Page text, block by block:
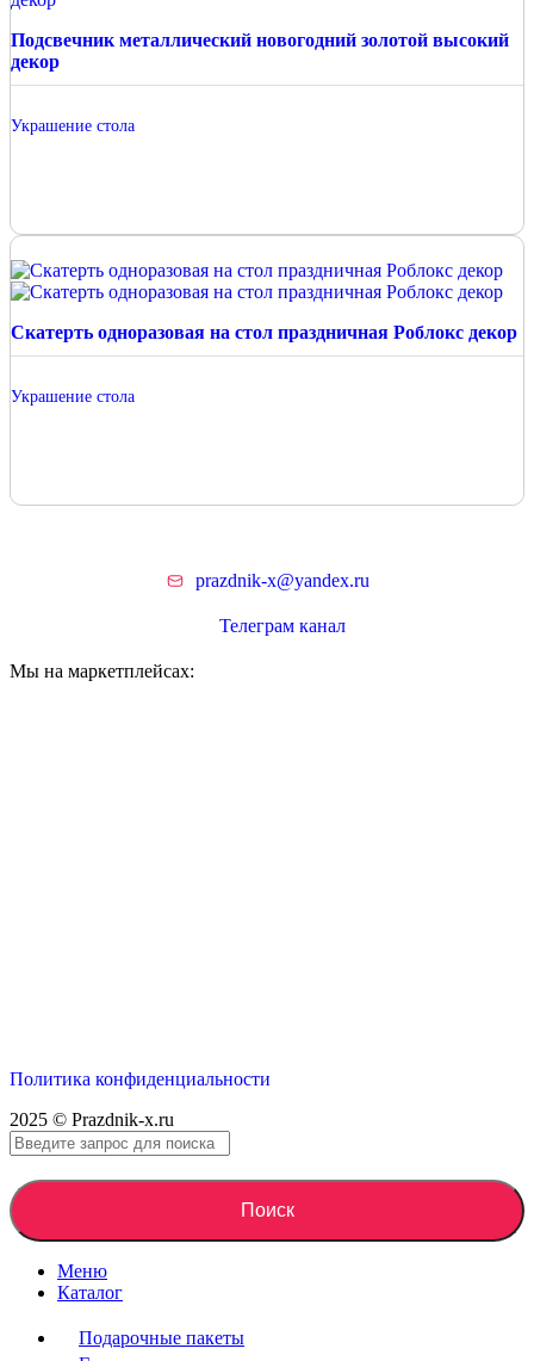
Подсвечник металлический новогодний золотой высокий
декор
Украшение стола
Скатерть одноразовая на стол праздничная Роблокс декор
Украшение стола
prazdnik-x@yandex.ru
Телеграм канал
Мы на маркетплейсах:
Политика конфиденциальности
2025 © Prazdnik-x.ru
Поиск
Меню
Каталог
Подарочные пакеты